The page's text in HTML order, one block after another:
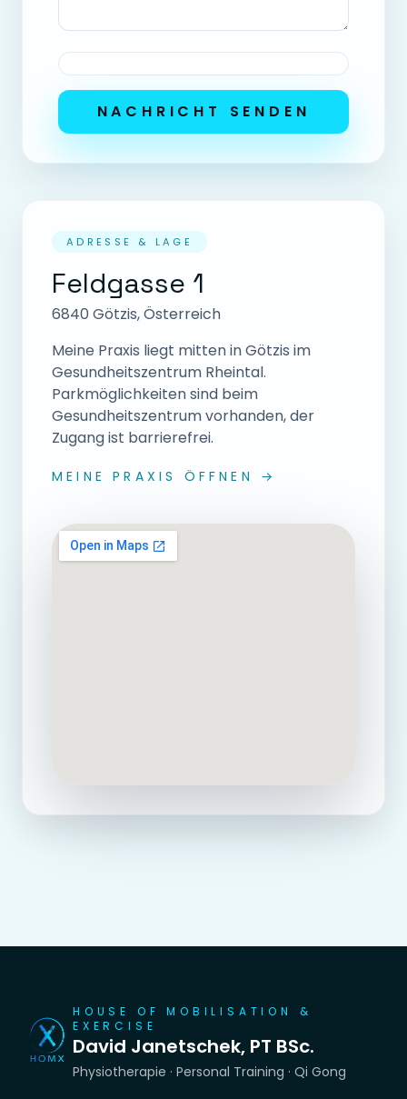
NACHRICHT SENDEN
ADRESSE & LAGE
Feldgasse 1
6840 Götzis, Österreich
Meine Praxis liegt mitten in Götzis im
Gesundheitszentrum Rheintal.
Parkmöglichkeiten sind beim
Gesundheitszentrum vorhanden, der
Zugang ist barrierefrei.
MEINE PRAXIS ÖFFNEN →
HOUSE OF MOBILISATION &
EXERCISE
David Janetschek, PT BSc.
Physiotherapie · Personal Training · Qi Gong